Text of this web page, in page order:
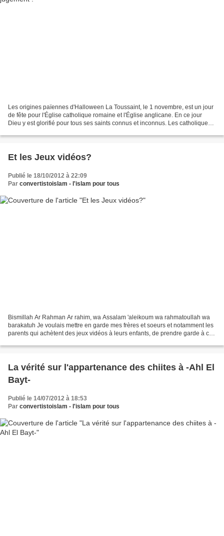
Les origines païennes d'Halloween La Toussaint, le 1 novembre, est un jour
de fête pour l'Église catholique romaine et l'Église anglicane. En ce jour
Dieu y est glorifié pour tous ses saints connus et inconnus. Les catholiques
Et les Jeux vidéos?
Publié le 18/10/2012 à 22:09
Par convertistoislam - l'islam pour tous
Bismillah Ar Rahman Ar rahim, wa Assalam 'aleikoum wa rahmatoullah wa
barakatuh Je voulais mettre en garde mes frères et soeurs et notamment les
parents qui achètent des jeux vidéos à leurs enfants, de prendre garde à ces
La vérité sur l'appartenance des chiites à -Ahl El
Bayt-
Publié le 14/07/2012 à 18:53
Par convertistoislam - l'islam pour tous